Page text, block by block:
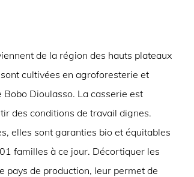
de la région des hauts plateaux
cultivées en agroforesterie et
Dioulasso. La casserie est
des conditions de travail dignes.
elles sont garanties bio et équitables
familles à ce jour. Décortiquer les
pays de production, leur permet de